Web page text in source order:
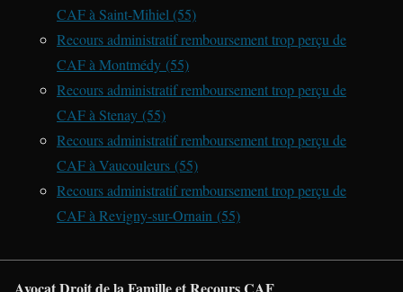
CAF à Saint-Mihiel (55)
Recours administratif remboursement trop perçu de
CAF à Montmédy (55)
Recours administratif remboursement trop perçu de
CAF à Stenay (55)
Recours administratif remboursement trop perçu de
CAF à Vaucouleurs (55)
Recours administratif remboursement trop perçu de
CAF à Revigny-sur-Ornain (55)